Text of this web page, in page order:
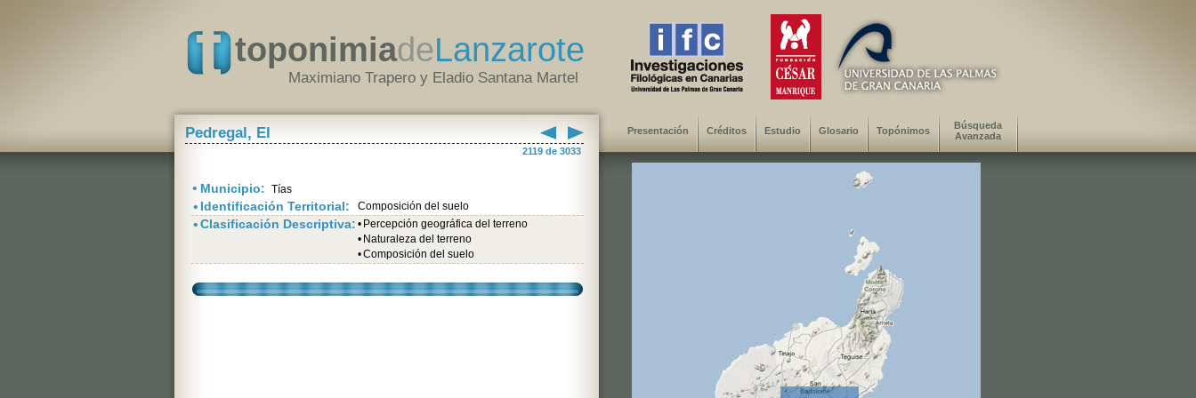
toponimiadeLanzarote
Maximiano Trapero y Eladio Santana Martel
Pedregal, El
2119 de 3033
• Municipio: Tías
• Identificación Territorial: Composición del suelo
•Clasificación Descriptiva: • Percepción geográfica del terreno
• Naturaleza del terreno
•Composición del suelo
Presentación Créditos Estudio Glosario Topónimos
Búsqueda
Avanzada